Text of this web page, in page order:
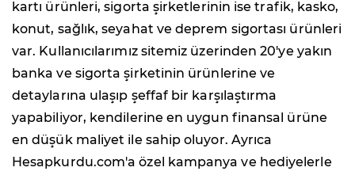
kartı ürünleri, sigorta şirketlerinin ise trafik, kasko,
konut, sağlık, seyahat ve deprem sigortası ürünleri
var. Kullanıcılarımız sitemiz üzerinden 20'ye yakın
banka ve sigorta şirketinin ürünlerine ve
detaylarına ulaşıp şeffaf bir karşılaştırma
yapabiliyor, kendilerine en uygun finansal ürüne
en düşük maliyet ile sahip oluyor. Ayrıca
Hesapkurdu.com'a özel kampanya ve hediyelerle